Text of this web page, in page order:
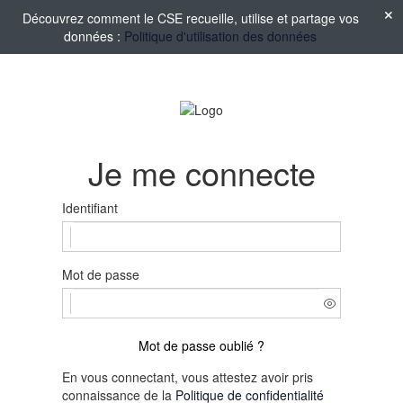
Découvrez comment le CSE recueille, utilise et partage vos
données : Politique d'utilisation des données
Je me connecte
Identifiant
Mot de passe
Mot de passe oublié ?
En vous connectant, vous attestez avoir pris
connaissance de la Politique de confidentialité